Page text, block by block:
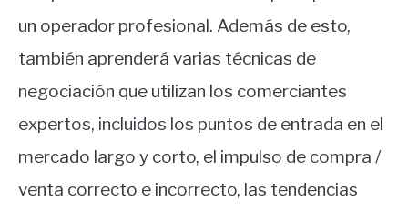
un operador profesional. Además de esto,
también aprenderá varias técnicas de
negociación que utilizan los comerciantes
expertos, incluidos los puntos de entrada en el
mercado largo y corto, el impulso de compra /
venta correcto e incorrecto, las tendencias